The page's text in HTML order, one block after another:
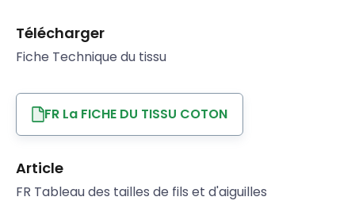
Télécharger
Fiche Technique du tissu
FR La FICHE DU TISSU COTON
Article
FR Tableau des tailles de fils et d'aiguilles